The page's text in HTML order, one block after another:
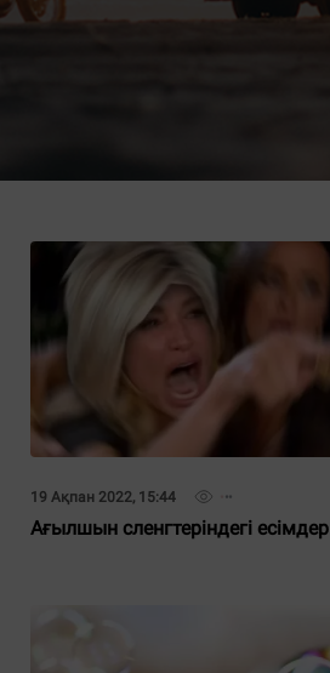
19 Ақпан 2022, 15:44
Ағылшын сленгтеріндегі есімдер